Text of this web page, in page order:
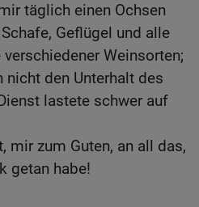
täglich einen Ochsen
Geflügel und alle
Weinsorten;
den Unterhalt des
lastete schwer auf
mir zum Guten, an all das,
getan habe!